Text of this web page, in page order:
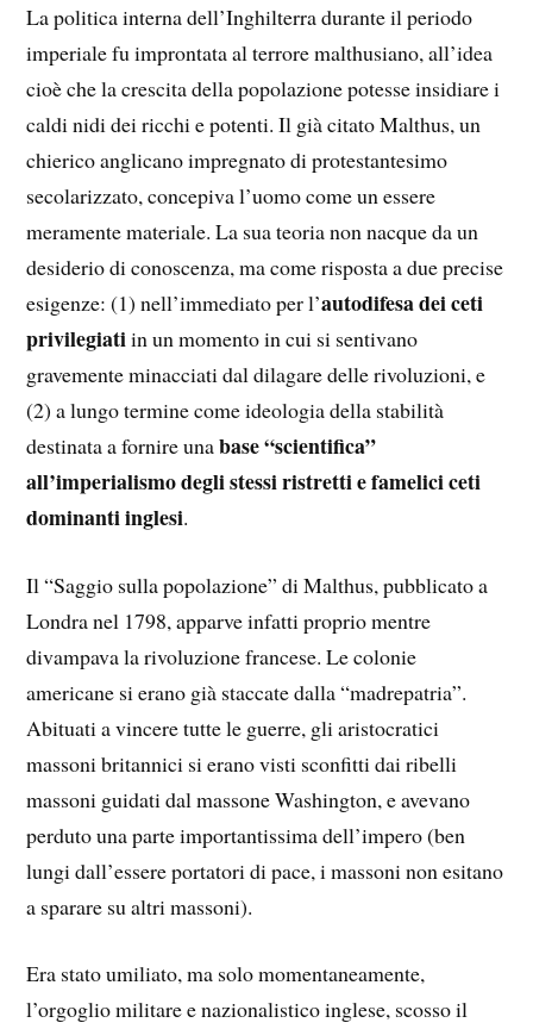
La politica interna dell’Inghilterra durante il periodo
imperiale fu improntata al terrore malthusiano, all’idea
cioè che la crescita della popolazione potesse insidiare i
caldi nidi dei ricchi e potenti. Il già citato Malthus, un
chierico anglicano impregnato di protestantesimo
secolarizzato, concepiva l’uomo come un essere
meramente materiale. La sua teoria non nacque da un
desiderio di conoscenza, ma come risposta a due precise
esigenze: (1) nell’immediato per l’autodifesa dei ceti
privilegiatiin un momento in cui si sentivano
gravemente minacciati dal dilagare delle rivoluzioni, e
(2) a lungo termine come ideologia della stabilità
destinata a fornire unabase “scientifica”
all’imperialismo degli stessi ristretti e famelici ceti
dominanti inglesi.
Il “Saggio sulla popolazione” di Malthus, pubblicato a
Londra nel 1798, apparve infatti proprio mentre
divampava la rivoluzione francese. Le colonie
americane si erano già staccate dalla “madrepatria”.
Abituati a vincere tutte le guerre, gli aristocratici
massoni britannici si erano visti sconfitti dai ribelli
massoni guidati dal massone Washington, e avevano
perduto una parte importantissima dell’impero (ben
lungi dall’essere portatori di pace, i massoni non esitano
a sparare su altri massoni).
Era stato umiliato, ma solo momentaneamente,
l’orgoglio militare e nazionalistico inglese, scosso il